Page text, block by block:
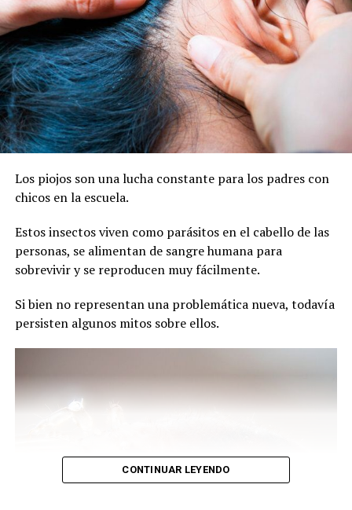
En ese marco, el Consejo de Participación Indígena
expresó su “absoluto rechazo” al proyecto.
La organización, a la cual pertenece la referente local
Olga Curipan, considera que la iniciativa representa un
originarios y favorece la extranjerización de tierras en la
Argentina.
propuesta legislativa afecta derechos colectivos
reconocidos por la Constitución Nacional y por tratados
internacionales vigentes.
También cuestionaron que el proyecto haya sido
presentado sin una instancia de consulta previa con las
El CPI recordó que el artículo 75 inciso 17 de la
Constitución reconoce la posesión y propiedad
Los piojos son una lucha constante para los padres con
chicos en la escuela.
Estos insectos viven como parásitos en el cabello de las
personas, se alimentan de sangre humana para
sobrevivir y se reproducen muy fácilmente.
Si bien no representan una problemática nueva, todavía
persisten algunos mitos sobre ellos.
CONTINUAR LEYENDO